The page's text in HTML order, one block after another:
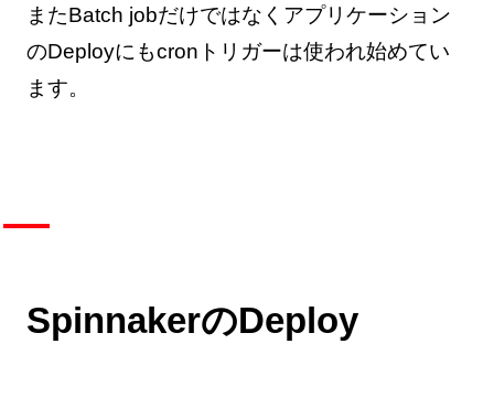
またBatch jobだけではなくアプリケーション
のDeployにもcronトリガーは使われ始めてい
ます。
SpinnakerのDeploy